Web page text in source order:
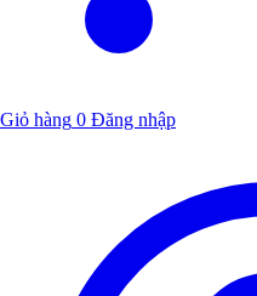
Giỏ hàng 0 Đăng nhập